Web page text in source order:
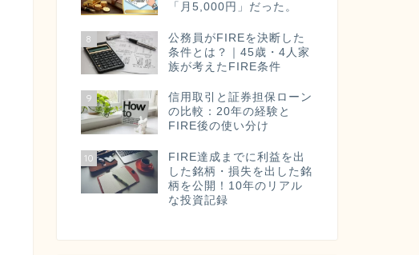
「月5,000円」だった。
8
公務員がFIREを決断した
条件とは？｜45歳・4人家
族が考えたFIRE条件
9
信用取引と証券担保ローン
の比較：20年の経験と
FIRE後の使い分け
10
FIRE達成までに利益を出
した銘柄・損失を出した銘
柄を公開！10年のリアル
な投資記録